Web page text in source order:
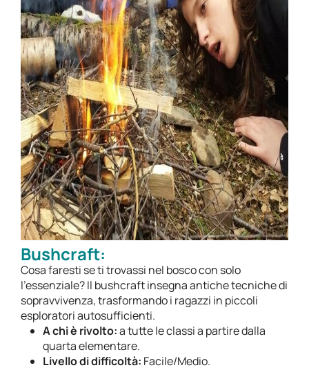
Bushcraft:
Cosa faresti se ti trovassi nel bosco con solo
l’essenziale? Il bushcraft insegna antiche tecniche di
sopravvivenza, trasformando i ragazzi in piccoli
esploratori autosufficienti.
A chi è rivolto:a tutte le classi a partire dalla
quarta elementare.
Livello di difficoltà: Facile/Medio.